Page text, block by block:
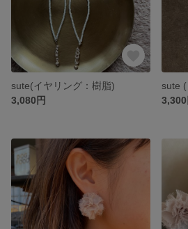
sute(イヤリング：樹脂)
3,080円
sute
3,300